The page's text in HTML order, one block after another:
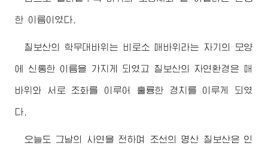
한 이름이였다.
칠보산의 학무대바위는 비로소 매바위라는 자기의 모양
에 신통한 이름을 가지게 되였고 칠보산의 자연환경은 매
바위와 서로 조화를 이루어 훌륭한 경치를 이루게 되였
다.
오늘도 그날의 사연을 전하며 조선의 명산 칠보산은 인